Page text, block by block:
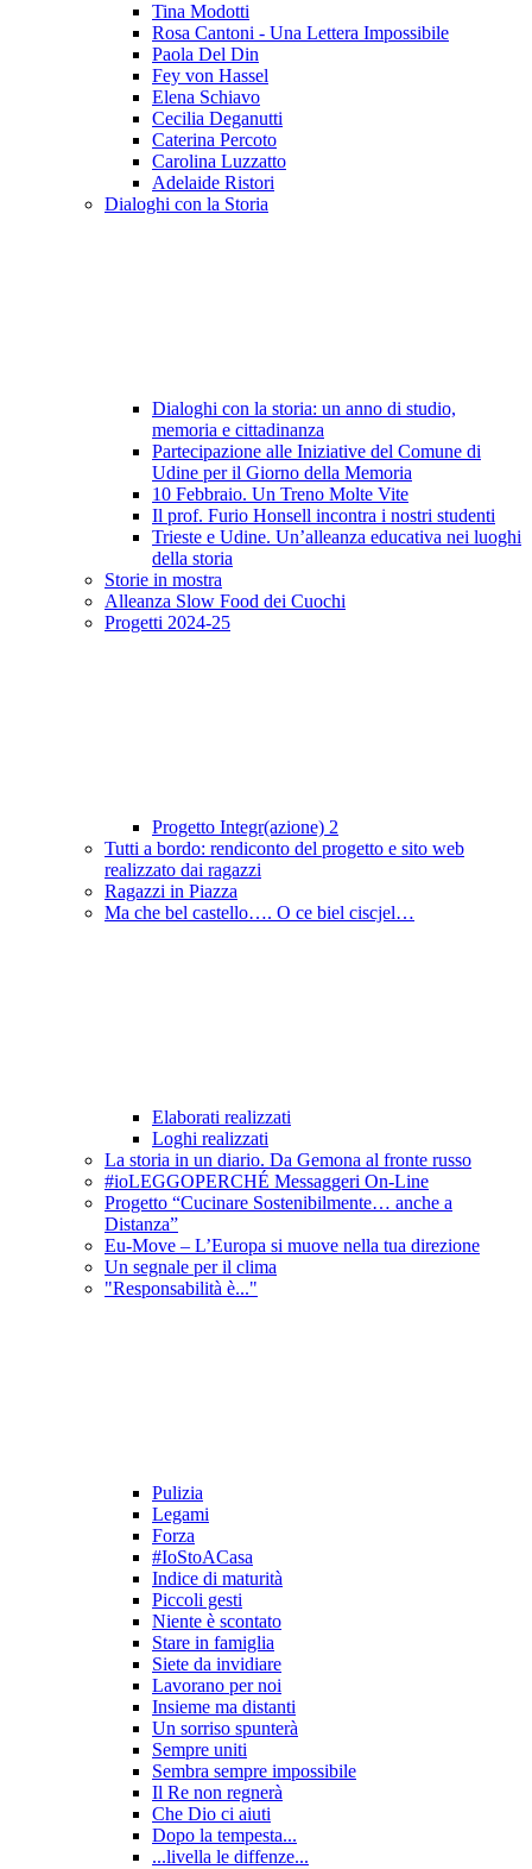
Tina Modotti
Rosa Cantoni - Una Lettera Impossibile
Paola Del Din
Fey von Hassel
Elena Schiavo
Cecilia Deganutti
Caterina Percoto
Carolina Luzzatto
Adelaide Ristori
Dialoghi con la Storia
Dialoghi con la storia: un anno di studio,
memoria e cittadinanza
Partecipazione alle Iniziative del Comune di
Udine per il Giorno della Memoria
10 Febbraio. Un Treno Molte Vite
Il prof. Furio Honsell incontra i nostri studenti
Trieste e Udine. Un’alleanza educativa nei luoghi
della storia
Storie in mostra
Alleanza Slow Food dei Cuochi
Progetti 2024-25
Progetto Integr(azione) 2
Tutti a bordo: rendiconto del progetto e sito web
realizzato dai ragazzi
Ragazzi in Piazza
Ma che bel castello…. O ce biel ciscjel…
Elaborati realizzati
Loghi realizzati
La storia in un diario. Da Gemona al fronte russo
#ioLEGGOPERCHÉ Messaggeri On-Line
Progetto “Cucinare Sostenibilmente… anche a
Distanza”
Eu-Move – L’Europa si muove nella tua direzione
Un segnale per il clima
"Responsabilità è..."
Pulizia
Legami
Forza
#IoStoACasa
Indice di maturità
Piccoli gesti
Niente è scontato
Stare in famiglia
Siete da invidiare
Lavorano per noi
Insieme ma distanti
Un sorriso spunterà
Sempre uniti
Sembra sempre impossibile
Il Re non regnerà
Che Dio ci aiuti
Dopo la tempesta...
...livella le diffenze...